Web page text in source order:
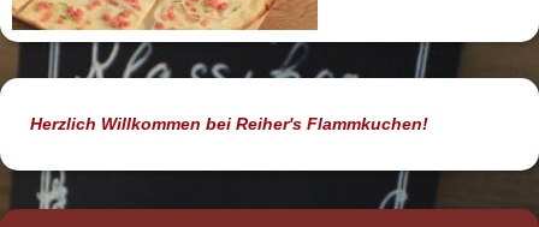
Herzlich Willkommen bei Reiher's Flammkuchen!